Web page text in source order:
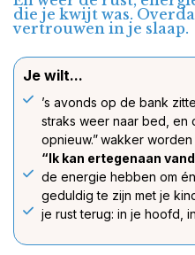
die je kwijt was.
vertrouwen in je slaap.
Je wilt...
’s avonds op de bank
straks weer naar bed, en
opnieuw.”wakker
“Ik kan ertegenaan
de energie hebben om
geduldig te zijn met je
je rust terug: in je hoofd,